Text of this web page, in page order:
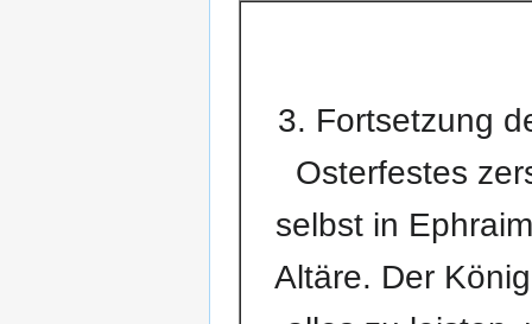
3. Fortsetzung
Osterfestes
selbst in
Altäre. Der